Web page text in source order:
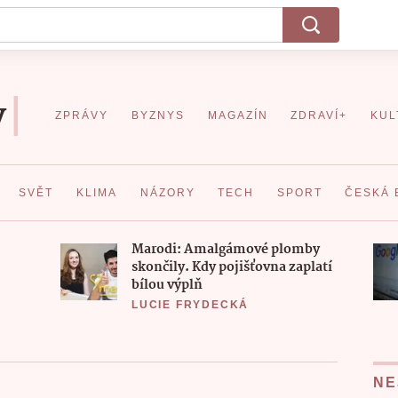
ZPRÁVY BYZNYS MAGAZÍN ZDRAVÍ+
SVĚT KLIMA NÁZORY TECH SPORT ČESKÁ
Marodi: Amalgámové plomby
skončily. Kdy pojišťovna zaplatí
bílou výplň
LUCIE FRYDECKÁ